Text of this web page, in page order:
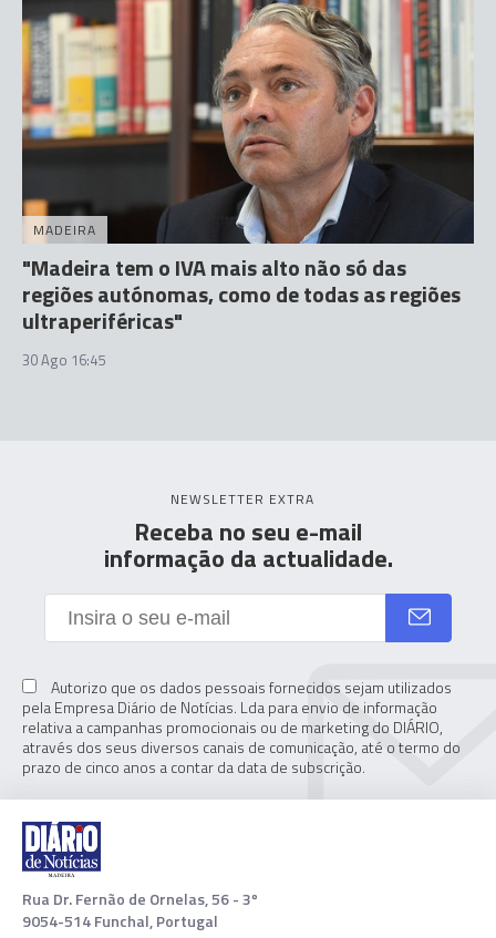
MADEIRA
"Madeira tem o IVA mais alto não só das
regiões autónomas, como de todas as regiões
ultraperiféricas"
30 Ago 16:45
NEWSLETTER EXTRA
Receba no seu e-mail
informação da actualidade.
Autorizo que os dados pessoais fornecidos sejam utilizados
pela Empresa Diário de Notícias. Lda para envio de informação
relativa a campanhas promocionais ou de marketing do DIÁRIO,
através dos seus diversos canais de comunicação, até o termo do
prazo de cinco anos a contar da data de subscrição.
Rua Dr. Fernão de Ornelas, 56 - 3º
9054-514 Funchal, Portugal